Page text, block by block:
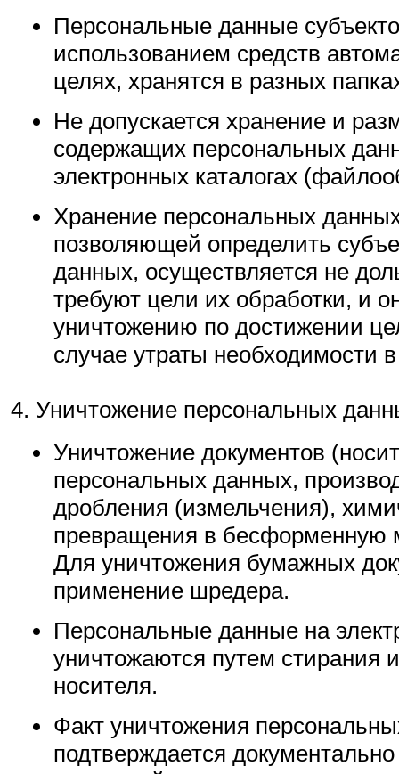
Персональные данные
использованием средств
целях, хранятся в разных
Не допускается хранение и
содержащих персональных
электронных каталогах
Хранение персональных
позволяющей определить
данных, осуществляется не
требуют цели их обработки, и
уничтожению по достижении
случае утраты необходимости
Уничтожение персональных
Уничтожение документов
персональных данных,
дробления (измельчения),
превращения в бесформенную
Для уничтожения бумажных
применение шредера.
Персональные данные на
уничтожаются путем стирания
носителя.
Факт уничтожения
подтверждается